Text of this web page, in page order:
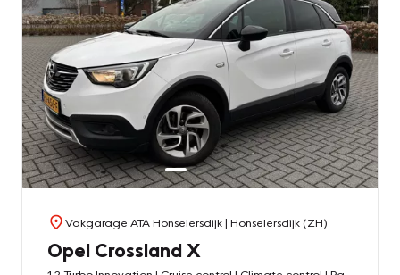
Vakgarage ATA Honselersdijk| Honselersdijk (ZH)
Opel Crossland X